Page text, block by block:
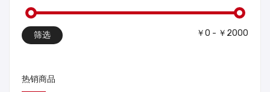
筛选 ￥0 - ￥2000
热销商品